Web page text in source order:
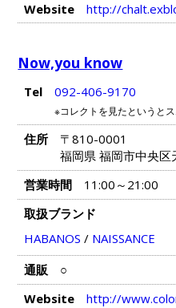
Website
http://
Now,you know
Tel 092-406-9170
※コレクトを見たというとス
住所
〒810-0001
福岡県 福岡市中央
営業時間
11:00～21:00
取扱ブランド
HABANOS / NAISSANCE
通販
○
Website
http://